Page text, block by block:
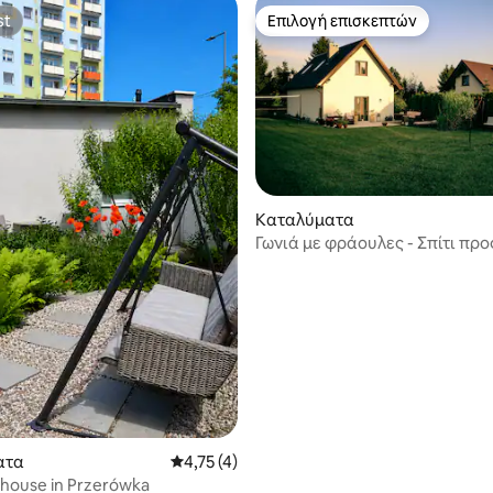
στα 5, 3 κριτικές
Μέση βαθμολογία: 4,75 στα 5, 4 κριτικές
4,75 (4)
in Przerówka
Επιλογή επισκεπτών
Επιλογή επισκεπτών
Καταλύματα
Γωνιά με φράουλες - Σπίτι